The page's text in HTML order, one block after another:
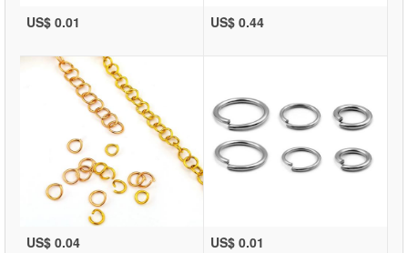
US$ 0.01 US$ 0.44
US$ 0.04 US$ 0.01